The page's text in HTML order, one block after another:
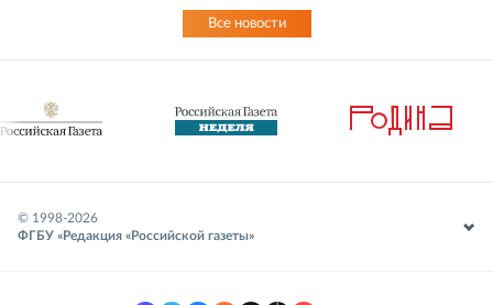
Все новости
© 1998-2026
ФГБУ «Редакция «Российской газеты»